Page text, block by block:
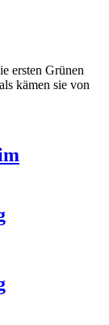
ersten Grünen
kämen sie von